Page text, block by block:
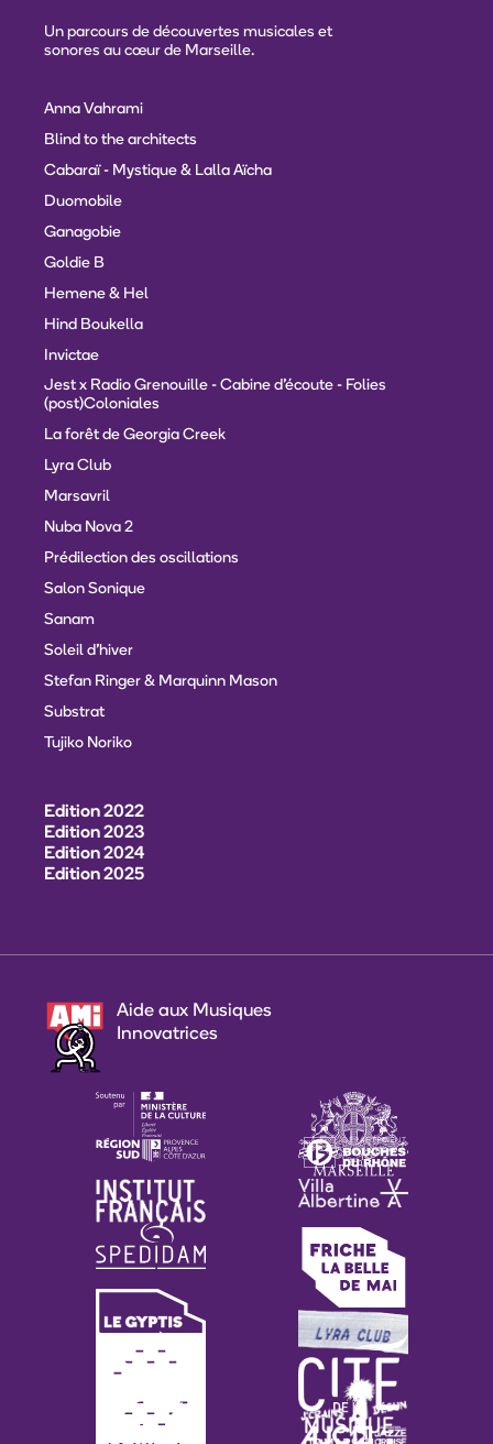
Un parcours de découvertes musicales et
sonores au cœur de Marseille.
Anna Vahrami
Blind to the architects
Cabaraï - Mystique & Lalla Aïcha
Duomobile
Ganagobie
Goldie B
Hemene & Hel
Hind Boukella
Invictae
Jest x Radio Grenouille - Cabine d'écoute - Folies
(post)Coloniales
La forêt de Georgia Creek
Lyra Club
Marsavril
Nuba Nova 2
Prédilection des oscillations
Salon Sonique
Sanam
Soleil d'hiver
Stefan Ringer & Marquinn Mason
Substrat
Tujiko Noriko
Edition 2022
Edition 2023
Edition 2024
Edition 2025
Aide aux Musiques
Innovatrices